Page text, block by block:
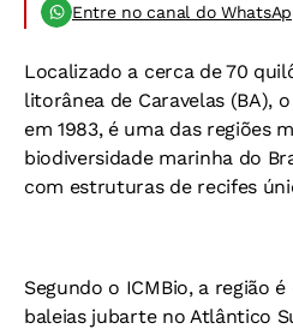
Entre no canal do
Localizado a cerca de 70
litorânea de Caravelas (BA),
em 1983, é uma das regiões
biodiversidade marinha do
com estruturas de recifes
Segundo o ICMBio, a região
baleias jubarte no Atlântico